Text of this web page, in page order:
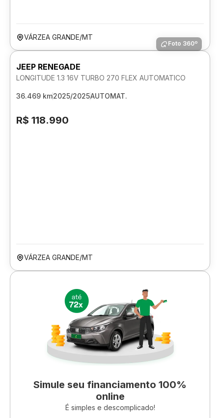
VÁRZEA GRANDE/MT
Foto 360º
JEEP RENEGADE
LONGITUDE 1.3 16V TURBO 270 FLEX AUTOMATICO
36.469 km2025/2025AUTOMAT.
R$ 118.990
VÁRZEA GRANDE/MT
Simule seu financiamento 100%
online
É simples e descomplicado!